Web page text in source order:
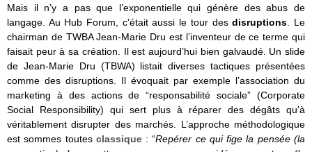
Mais il n’y a pas que l’exponentielle qui génère des abus de
langage. Au Hub Forum, c’était aussi le tour desdisruptions . Le
chairman de TWBA Jean-Marie Dru est l’inventeur de ce terme qui
faisait peur à sa création. Il est aujourd’hui bien galvaudé. Un slide
de Jean-Marie Dru (TBWA) listait diverses tactiques présentées
comme des disruptions. Il évoquait par exemple l’association du
marketing à des actions de “responsabilité sociale” (Corporate
Social Responsibility) qui sert plus à réparer des dégâts qu’à
véritablement disrupter des marchés. L’approche méthodologique
est sommes toutes classique: “Repérer ce qui fige la pensée (la